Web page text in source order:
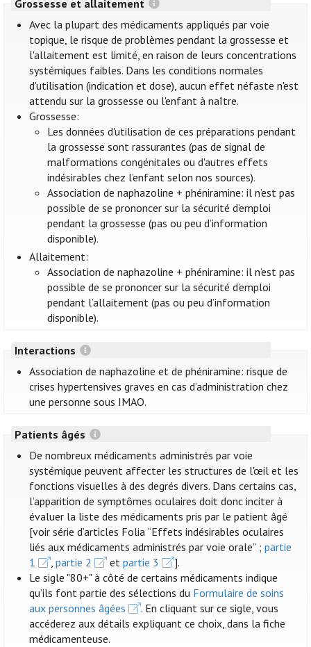
Grossesse et allaitement
Avec la plupart des médicaments appliqués par voie
topique, le risque de problèmes pendant la grossesse et
l'allaitement est limité, en raison de leurs concentrations
systémiques faibles. Dans les conditions normales
d'utilisation (indication et dose), aucun effet néfaste n'est
attendu sur la grossesse ou l'enfant à naître.
Grossesse:
Les données d'utilisation de ces préparations pendant
la grossesse sont rassurantes (pas de signal de
malformations congénitales ou d'autres effets
indésirables chez l’enfant selon nos sources).
Association de naphazoline + phéniramine: il n’est pas
possible de se prononcer sur la sécurité d’emploi
pendant la grossesse (pas ou peu d’information
disponible).
Allaitement:
Association de naphazoline + phéniramine: il n’est pas
possible de se prononcer sur la sécurité d’emploi
pendant l’allaitement (pas ou peu d’information
disponible).
Interactions
Association de naphazoline et de phéniramine: risque de
crises hypertensives graves en cas d’administration chez
une personne sous IMAO.
Patients âgés
De nombreux médicaments administrés par voie
systémique peuvent affecter les structures de l'œil et les
fonctions visuelles à des degrés divers. Dans certains cas,
l’apparition de symptômes oculaires doit donc inciter à
évaluer la liste des médicaments pris par le patient âgé
[voir série d’articles Folia “Effets indésirables oculaires
liés aux médicaments administrés par voie orale” ;partie
1
,partie 2 etpartie 3
].
Le sigle "80+" à côté de certains médicaments indique
qu’ils font partie des sélections du Formulaire de soins
aux personnes âgées
. En cliquant sur ce sigle, vous
accéderez aux détails expliquant ce choix, dans la fiche
médicamenteuse.